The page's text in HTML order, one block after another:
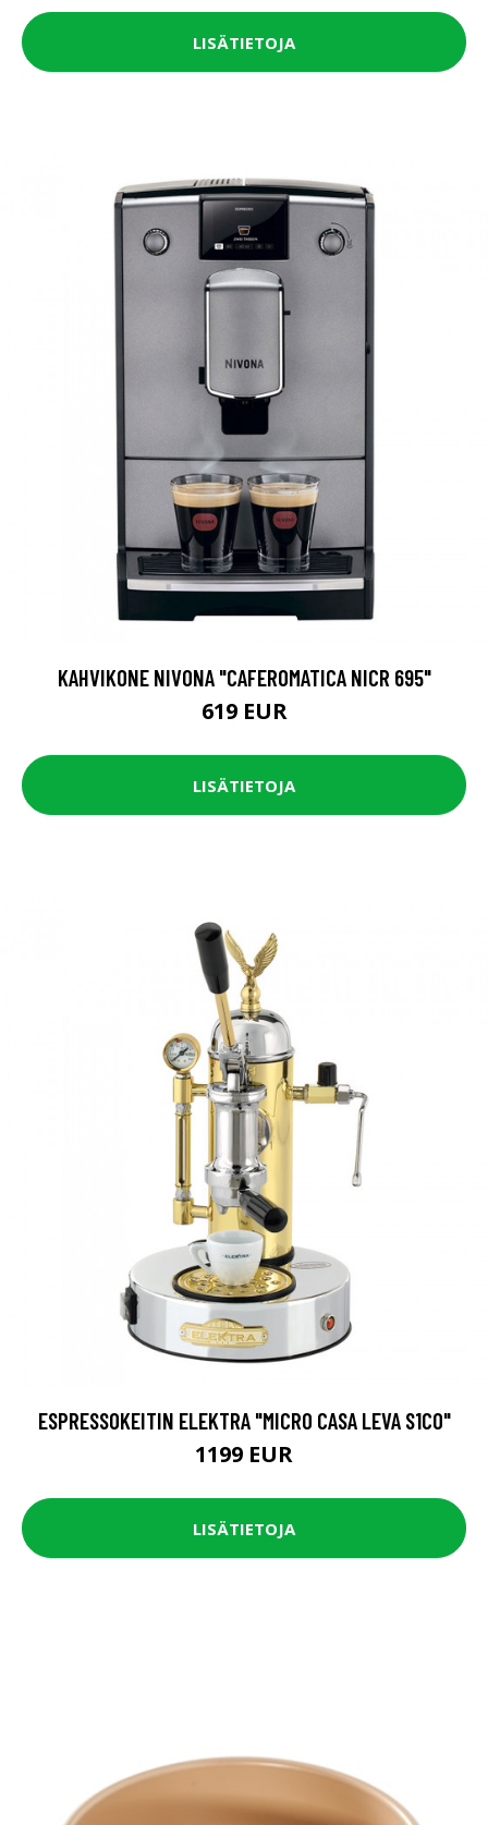
LISÄTIETOJA
KAHVIKONE NIVONA "CAFEROMATICA NICR 695"
619 EUR
LISÄTIETOJA
ESPRESSOKEITIN ELEKTRA "MICRO CASA LEVA S1CO"
1199 EUR
LISÄTIETOJA